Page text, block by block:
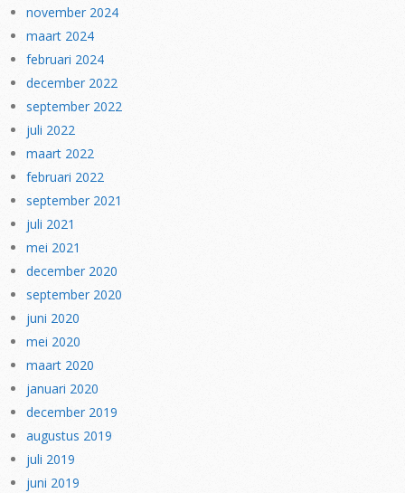
november 2024
maart 2024
februari 2024
december 2022
september 2022
juli 2022
maart 2022
februari 2022
september 2021
juli 2021
mei 2021
december 2020
september 2020
juni 2020
mei 2020
maart 2020
januari 2020
december 2019
augustus 2019
juli 2019
juni 2019